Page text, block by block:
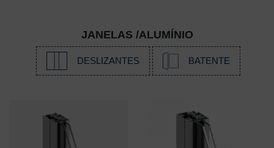
JANELAS /ALUMÍNIO
DESLIZANTES BATENTE